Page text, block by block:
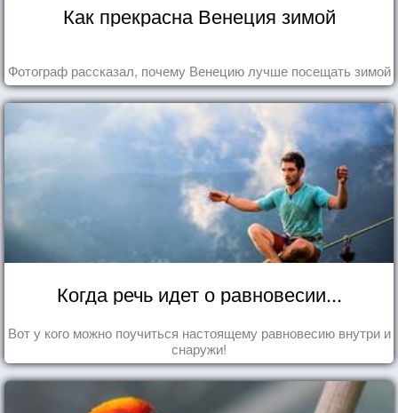
Как прекрасна Венеция зимой
Фотограф рассказал, почему Венецию лучше посещать зимой
Когда речь идет о равновесии...
Вот у кого можно поучиться настоящему равновесию внутри и
снаружи!